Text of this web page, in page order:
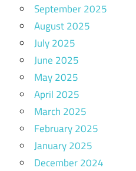
September 2025
August 2025
July 2025
June 2025
May 2025
April 2025
March 2025
February 2025
January 2025
December 2024